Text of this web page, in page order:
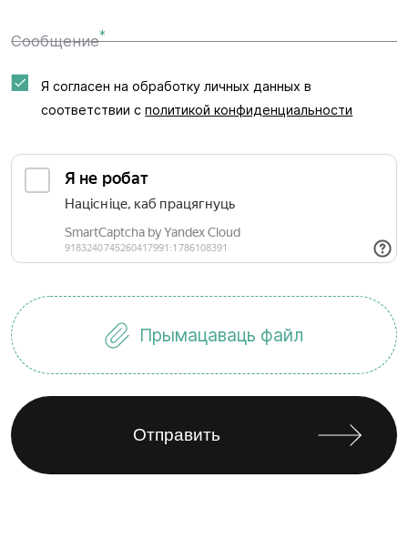
Сообщение*
Я согласен на обработку личных данных в
соответствии сполитикой конфиденциальности
Прымацаваць файл